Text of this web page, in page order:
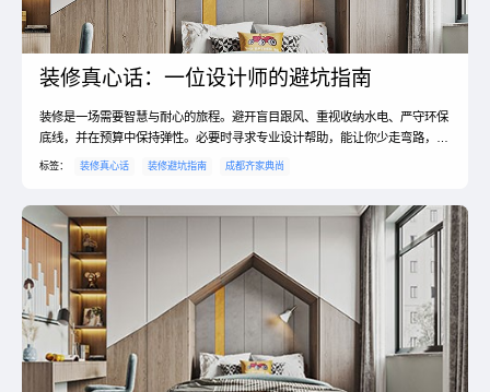
装修真心话：一位设计师的避坑指南
装修是一场需要智慧与耐心的旅程。避开盲目跟风、重视收纳水电、严守环保
底线，并在预算中保持弹性。必要时寻求专业设计帮助，能让你少走弯路，更
从容地打造出理想中舒适又安心的家。✨
标签： 装修真心话 装修避坑指南 成都齐家典尚